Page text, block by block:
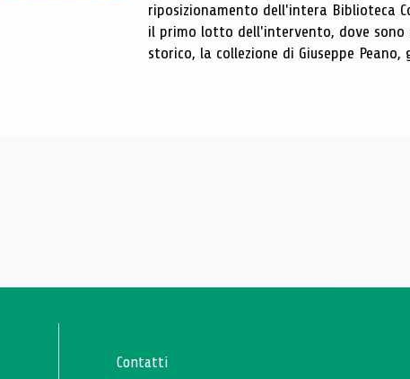
riposizionamento dell'intera Biblioteca
il primo lotto dell'intervento, dove
storico, la collezione di Giuseppe
Contatti